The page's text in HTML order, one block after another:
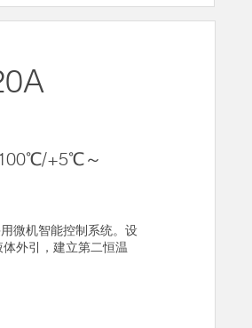
+5℃～
微机智能控制系统。设
外引，建立第二恒温